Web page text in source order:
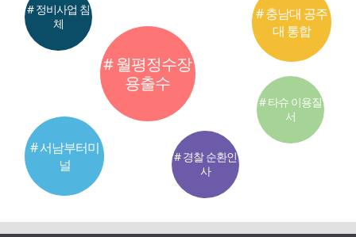
# 월평정수장
용출수
# 서남부터미
널
# 충남대 공주
대 통합
# 정비사업 침
체
# 경찰 순환인
사
# 타슈 이용질
서